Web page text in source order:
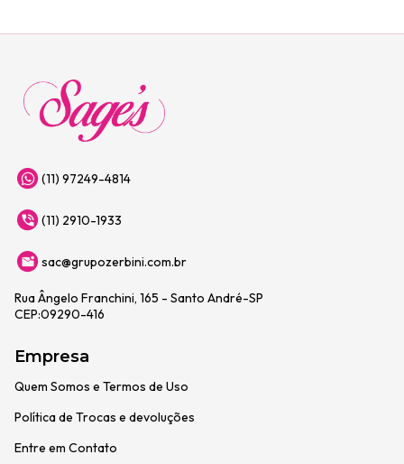
(11) 97249-4814
(11) 2910-1933
sac@grupozerbini.com.br
Rua Ângelo Franchini, 165 - Santo André-SP
CEP:09290-416
Empresa
Quem Somos e Termos de Uso
Política de Trocas e devoluções
Entre em Contato